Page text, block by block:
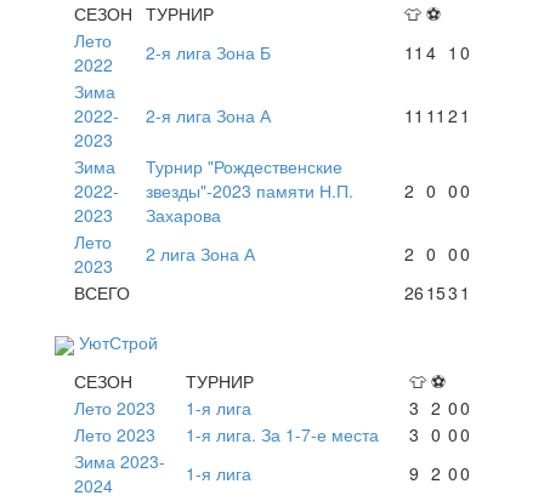
СЕЗОН ТУРНИР 👕 ⚽
Лето
2022
2-я лига Зона Б 11 4 1 0
Зима
2022-
2023
2-я лига Зона А 11 11 2 1
Зима
2022-
2023
Турнир "Рождественские
звезды"-2023 памяти Н.П.
Захарова
2 0 00
Лето
2023
2 лига Зона А 2 0 00
ВСЕГО
26 153 1
УютСтрой
СЕЗОН
ТУРНИР 👕 ⚽
Лето 2023
1-я лига 3 2 00
Лето 2023
1-я лига. За 1-7-е места 3 0 00
Зима 2023-
2024
1-я лига 9 2 00